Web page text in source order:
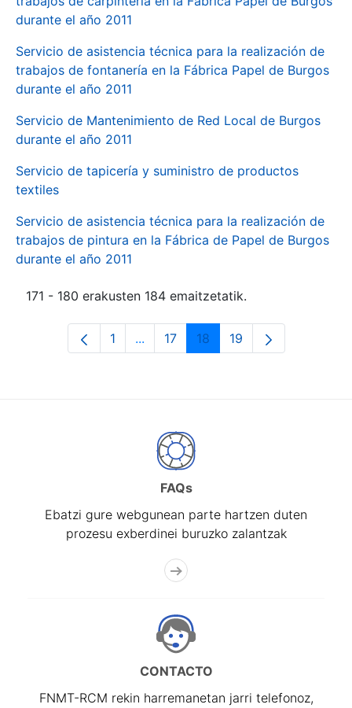
durante el año 2011
Servicio de asistencia técnica para la realización de
trabajos de fontanería en la Fábrica Papel de Burgos
durante el año 2011
Servicio de Mantenimiento de Red Local de Burgos
durante el año 2011
Servicio de tapicería y suministro de productos
textiles
Servicio de asistencia técnica para la realización de
trabajos de pintura en la Fábrica de Papel de Burgos
durante el año 2011
171 - 180 erakusten 184 emaitzetatik.
Orrialdea
1 ...Intermediate Pages Use TAB to
Orrialdea
17 Orrialdea
18 Orrialdea
19
FAQs
Ebatzi gure webgunean parte hartzen duten
prozesu exberdinei buruzko zalantzak
CONTACTO
FNMT-RCM rekin harremanetan jarri telefonoz,